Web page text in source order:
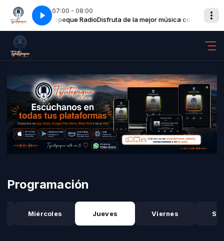
07:00 - 08:00
con Tejutepeque RadioDisfruta de la mejor música con
09 el - machito
Programación
Miércoles Jueves Viernes